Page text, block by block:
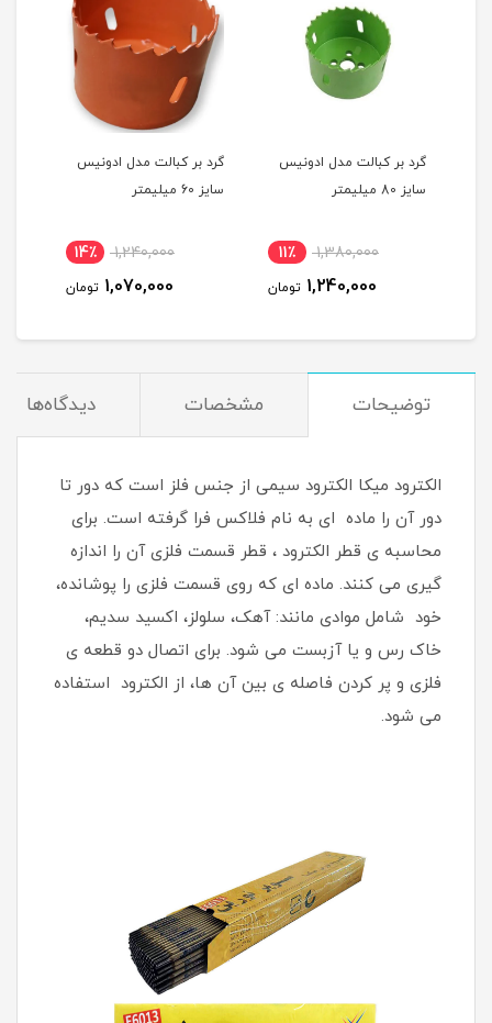
گرد بر کبالت مدل ادونیس
سایز 80 میلیمتر
1,380,000 11٪
1,240,000 تومان
گرد بر کبالت مدل ادونیس
سایز 60 میلیمتر
1,240,000 14٪
1,070,000 تومان
توضیحات مشخصات دیدگاه‌ها
الکترود میکا الکترود سیمی از جنس فلز است که دور تا
دور آن را ماده ای به نام فلاکس فرا گرفته است. برای
محاسبه ی قطر الکترود ، قطر قسمت فلزی آن را اندازه
گیری می کنند. ماده ای که روی قسمت فلزی را پوشانده،
خود شامل موادی مانند: آهک، سلولز، اکسید سدیم،
خاک رس و یا آزبست می شود. برای اتصال دو قطعه ی
فلزی و پر کردن فاصله ی بین آن ها، از الکترود استفاده
می شود.